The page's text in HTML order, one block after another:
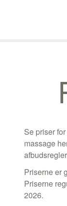
Se priser
massage
Priserne er
Priserne
2026.